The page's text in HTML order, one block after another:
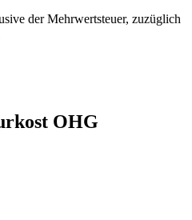
der Mehrwertsteuer, zuzüglich
OHG